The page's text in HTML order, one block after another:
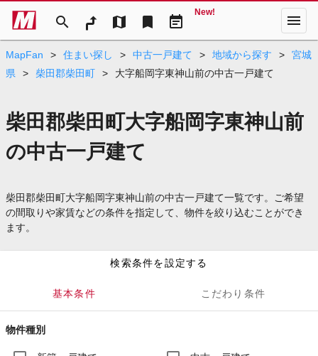
search map bookmark event_note
New! menu
MapFan > 住まい探し > 中古一戸建て > 地域から探す >
宮城
県
> 柴田郡柴田町 > 大字船岡字東神山前の中古一戸建て
柴田郡柴田町大字船岡字東神山前
の中古一戸建て
柴田郡柴田町大字船岡字東神山前の中古一戸建て一覧です。ご希望
の間取りや家賃などの条件を指定して、物件を絞り込むことができ
ます。
検索条件を設定する
基本条件 こだわり条件
物件種別